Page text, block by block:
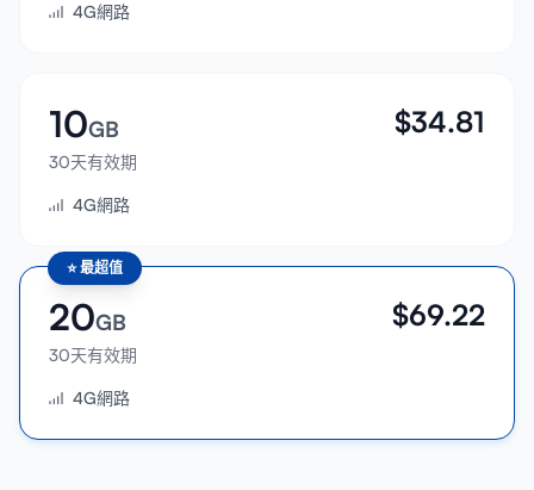
4G網路
10GB
30天有效期
$34.81
4G網路
⭐最超值
20GB
30天有效期
$69.22
4G網路